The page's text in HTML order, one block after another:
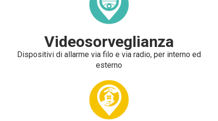
Videosorveglianza
Dispositivi di allarme via filo e via radio, per interno ed
esterno